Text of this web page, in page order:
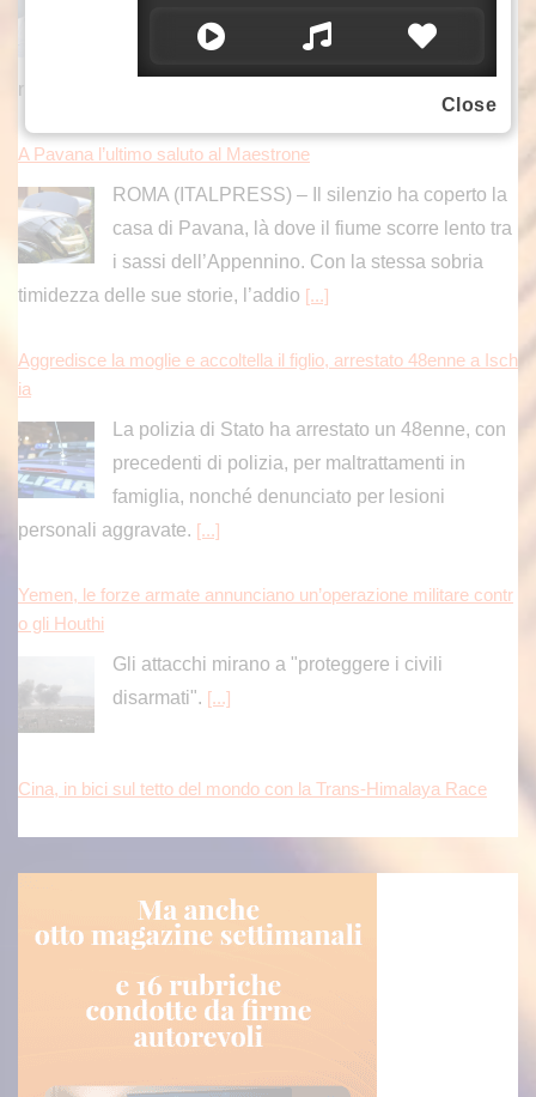
Masters 1000 di Montreal. L’azzurro, testa di
serie numero 19 del tabellone, si è imposto in
rimonta 4-6 6-3 7-5 sul portoghese
A Pavana l’ultimo saluto al Maestrone
ROMA (ITALPRESS) – Il silenzio ha coperto la
casa di Pavana, là dove il fiume scorre lento tra
i sassi dell’Appennino. Con la stessa sobria
timidezza delle sue storie, l’addio [...]
Aggredisce la moglie e accoltella il figlio, arrestato 48enne a Isch
ia
La polizia di Stato ha arrestato un 48enne, con
precedenti di polizia, per maltrattamenti in
famiglia, nonché denunciato per lesioni
personali aggravate. [...]
Yemen, le forze armate annunciano un’operazione militare contr
o gli Houthi
Gli attacchi mirano a "proteggere i civili
disarmati". [...]
Cina, in bici sul tetto del mondo con la Trans-Himalaya Race
Close